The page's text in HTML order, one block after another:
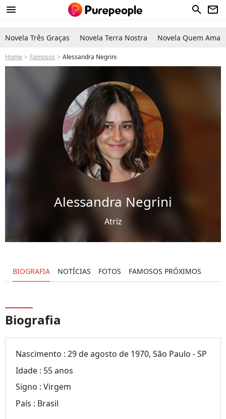
menu search newsletter
Novela Três Graças Novela Terra Nostra Novela Quem Ama
Home Famosos Alessandra Negrini
Alessandra Negrini
Atriz
BIOGRAFIA NOTÍCIAS FOTOS FAMOSOS PRÓXIMOS
Biografia
Nascimento :29 de agosto de 1970, São Paulo - SP
Idade : 55 anos
Signo :Virgem
País : Brasil